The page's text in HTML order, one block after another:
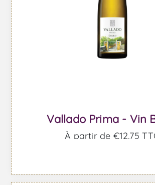
Vallado Prima - Vin
À partir de €12,75